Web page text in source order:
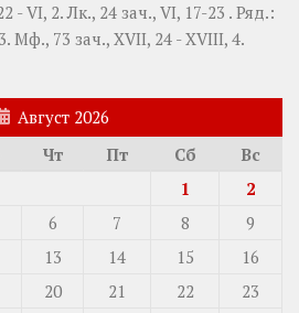
- VI, 2. Лк., 24 зач., VI, 17-23 . Ряд.:
Мф., 73 зач., XVII, 24 - XVIII, 4.
Август 2026
Чт Пт Сб
Вс
1
2
6 7 8
9
13 14 15
16
20 21 22
23